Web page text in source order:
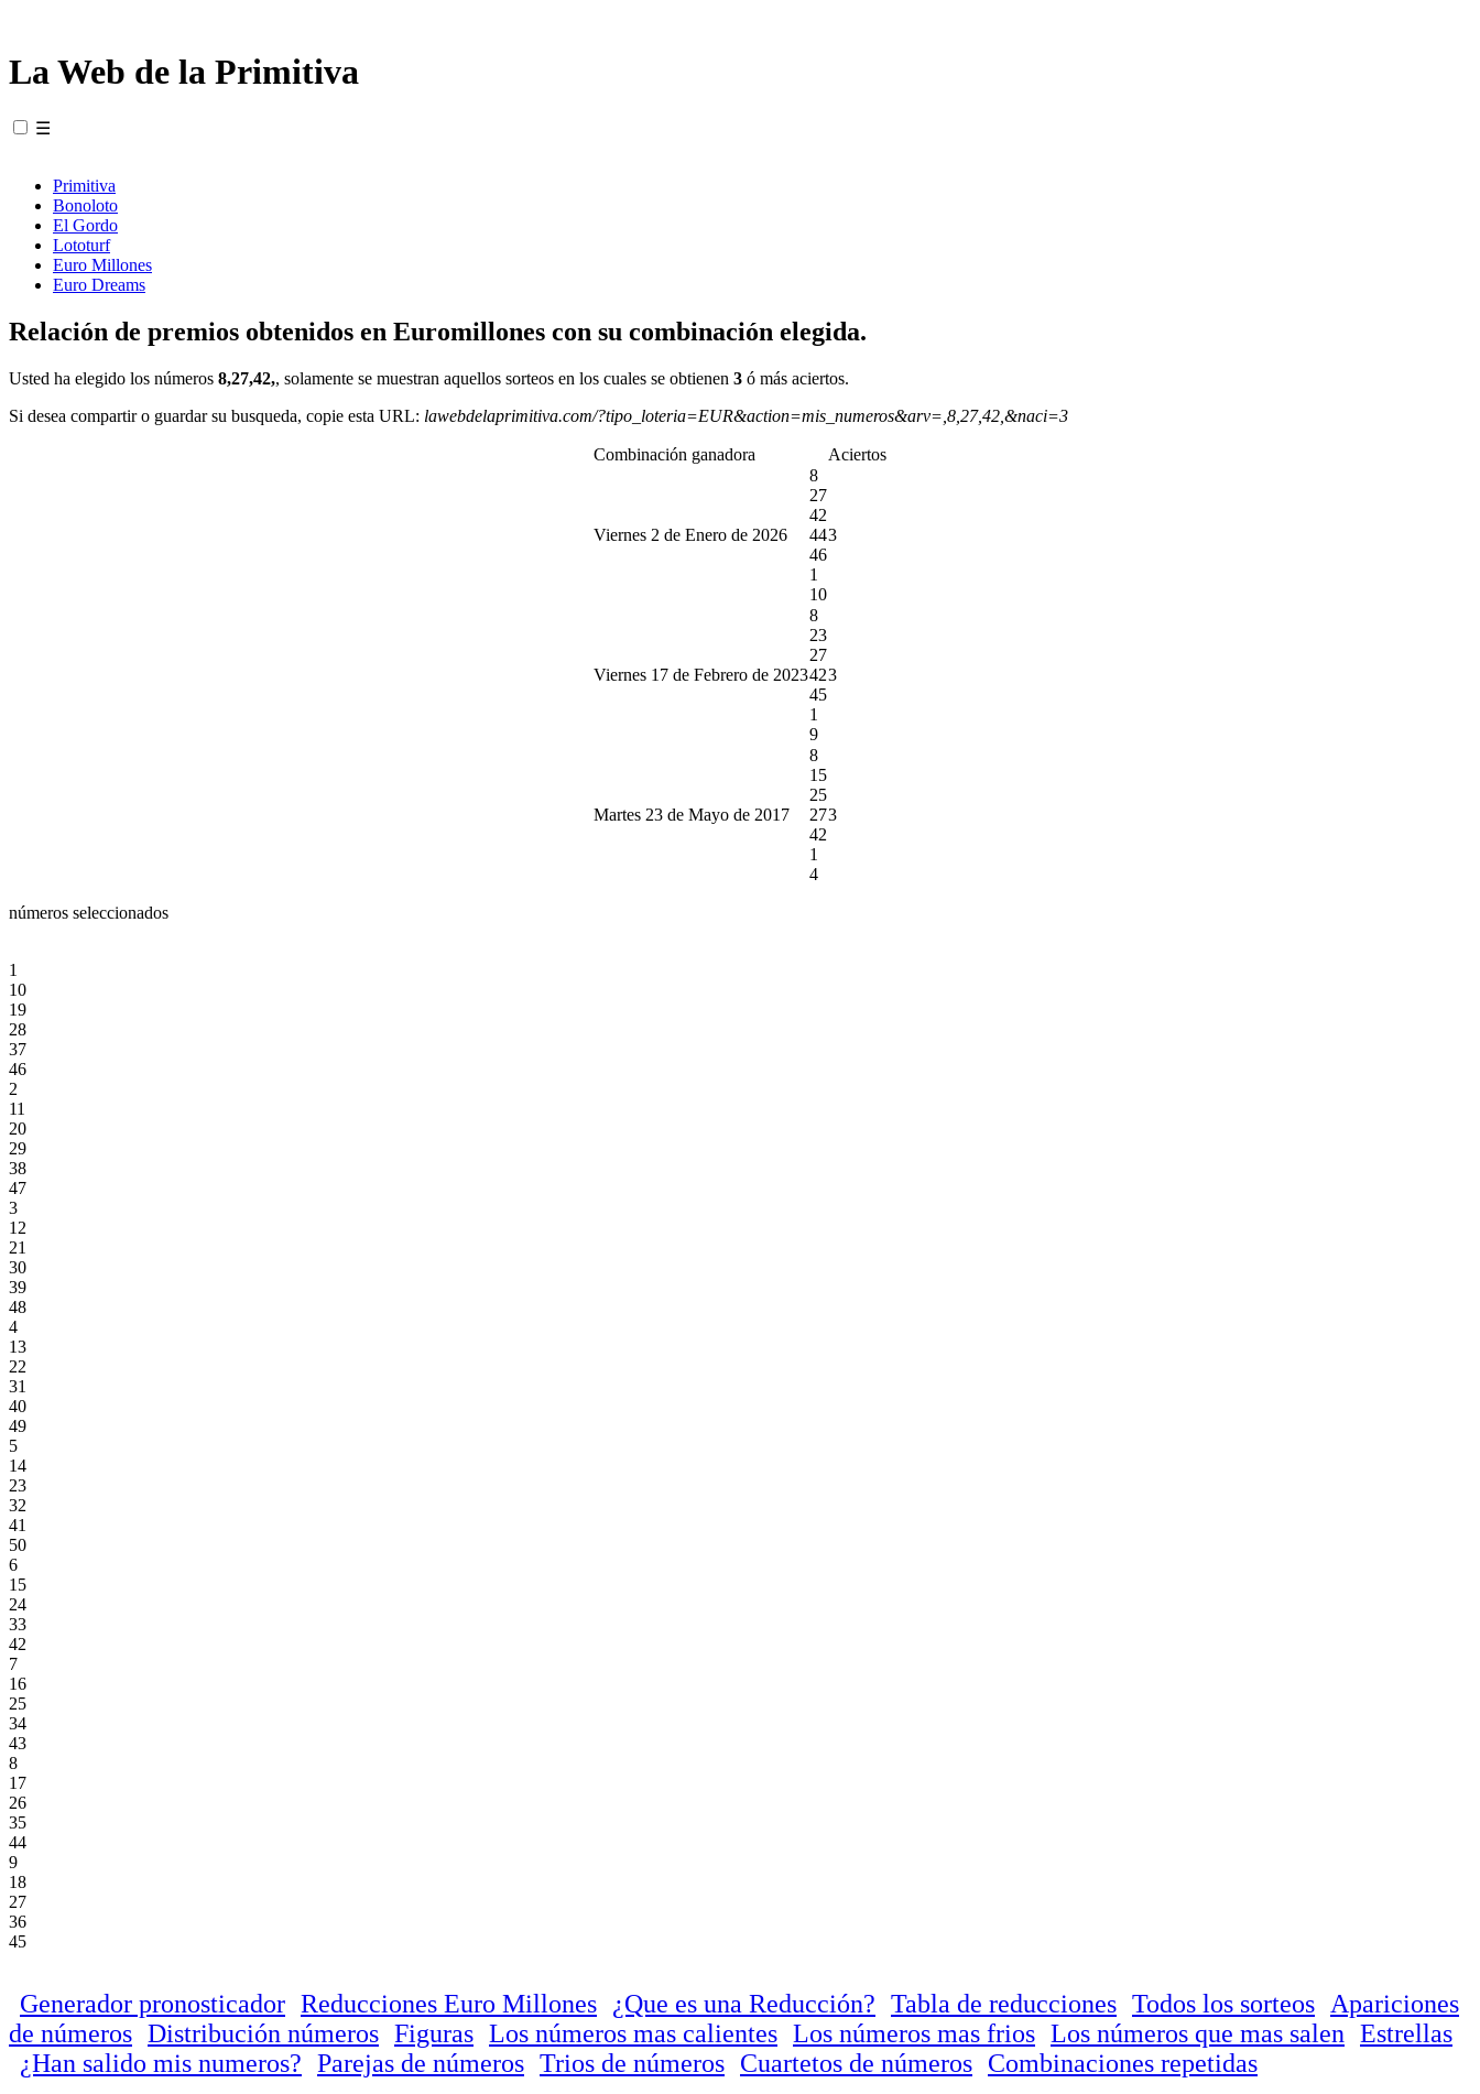
La Web de la Primitiva
☰
Primitiva
Bonoloto
El Gordo
Lototurf
Euro Millones
Euro Dreams
Relación de premios obtenidos en Euromillones con su combinación elegida.
Usted ha elegido los números 8,27,42,, solamente se muestran aquellos sorteos en los cuales se obtienen 3 ó más aciertos.
Si desea compartir o guardar su busqueda, copie esta URL: lawebdelaprimitiva.com/?tipo_loteria=EUR&action=mis_numeros&arv=,8,27,42,&naci=3
Combinación ganadora Aciertos
Viernes 2 de Enero de 2026
8
27
42
44
46
1
10
3
Viernes 17 de Febrero de 2023
8
23
27
42
45
1
9
3
Martes 23 de Mayo de 2017
8
15
25
27
42
1
4
3
números seleccionados
1
10
19
28
37
46
2
11
20
29
38
47
3
12
21
30
39
48
4
13
22
31
40
49
5
14
23
32
41
50
6
15
24
33
42
7
16
25
34
43
8
17
26
35
44
9
18
27
36
45
Generador pronosticador Reducciones Euro Millones ¿Que es una Reducción? Tabla de reducciones Todos los sorteos
Apariciones
de números Distribución números Figuras Los números mas calientes Los números mas frios Los números que mas salen Estrellas
¿Han salido mis numeros? Parejas de números Trios de números Cuartetos de números Combinaciones repetidas